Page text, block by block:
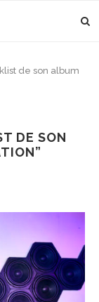
de son album
DE SON